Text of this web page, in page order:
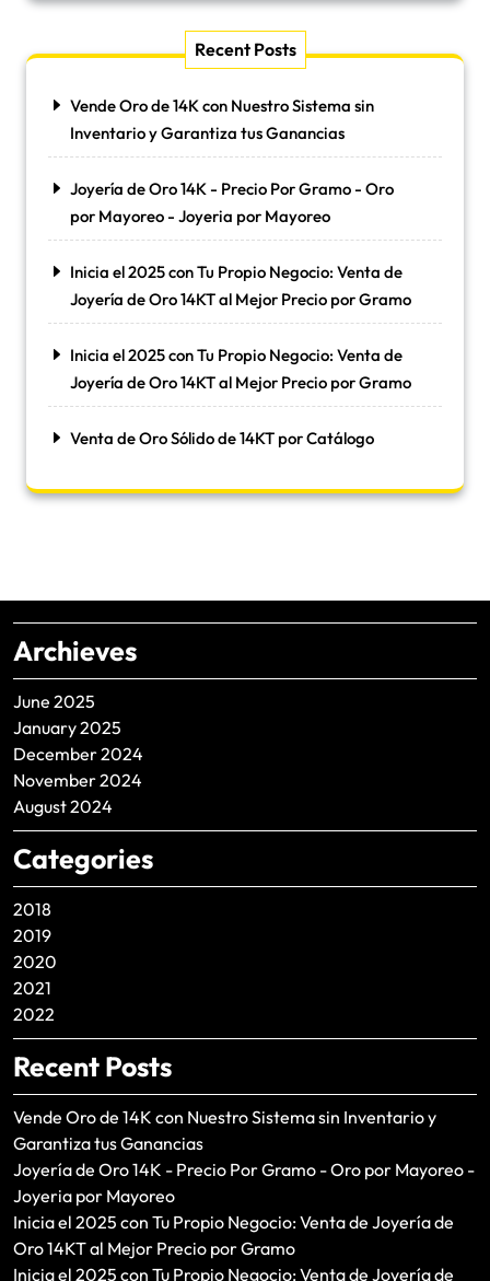
Recent Posts
Vende Oro de 14K con Nuestro Sistema sin
Inventario y Garantiza tus Ganancias
Joyería de Oro 14K - Precio Por Gramo - Oro
por Mayoreo - Joyeria por Mayoreo
Inicia el 2025 con Tu Propio Negocio: Venta de
Joyería de Oro 14KT al Mejor Precio por Gramo
Inicia el 2025 con Tu Propio Negocio: Venta de
Joyería de Oro 14KT al Mejor Precio por Gramo
Venta de Oro Sólido de 14KT por Catálogo
Archieves
June 2025
January 2025
December 2024
November 2024
August 2024
Categories
2018
2019
2020
2021
2022
Recent Posts
Vende Oro de 14K con Nuestro Sistema sin Inventario y
Garantiza tus Ganancias
Joyería de Oro 14K - Precio Por Gramo - Oro por Mayoreo -
Joyeria por Mayoreo
Inicia el 2025 con Tu Propio Negocio: Venta de Joyería de
Oro 14KT al Mejor Precio por Gramo
Inicia el 2025 con Tu Propio Negocio: Venta de Joyería de